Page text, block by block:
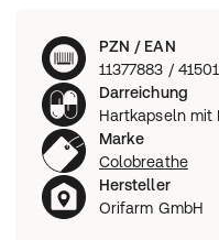
PZN / EAN
11377883 /
Darreichung
Hartkapseln mit
Marke
Colobreathe
Hersteller
Orifarm GmbH